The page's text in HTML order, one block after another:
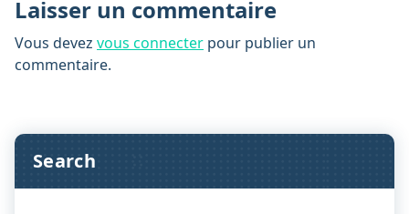
Laisser un commentaire
Vous devez vous connecter pour publier un
commentaire.
Search